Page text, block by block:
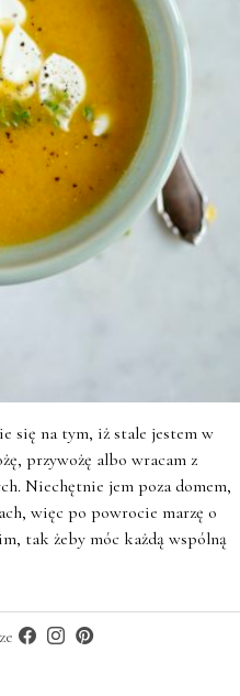
na tym, iż stale jestem w
przywożę albo wracam z
Niechętnie jem poza domem,
więc po powrocie marzę o
tak żeby móc każdą wspólną